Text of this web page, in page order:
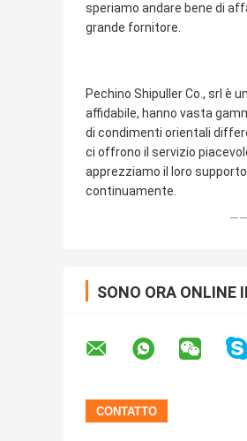
speriamo andare bene di
grande fornitore.
Pechino Shipuller Co., srl è
affidabile, hanno vasta
di condimenti orientali
ci offrono il servizio
apprezziamo il loro supporto
continuamente.
——
SONO ORA ONLINE